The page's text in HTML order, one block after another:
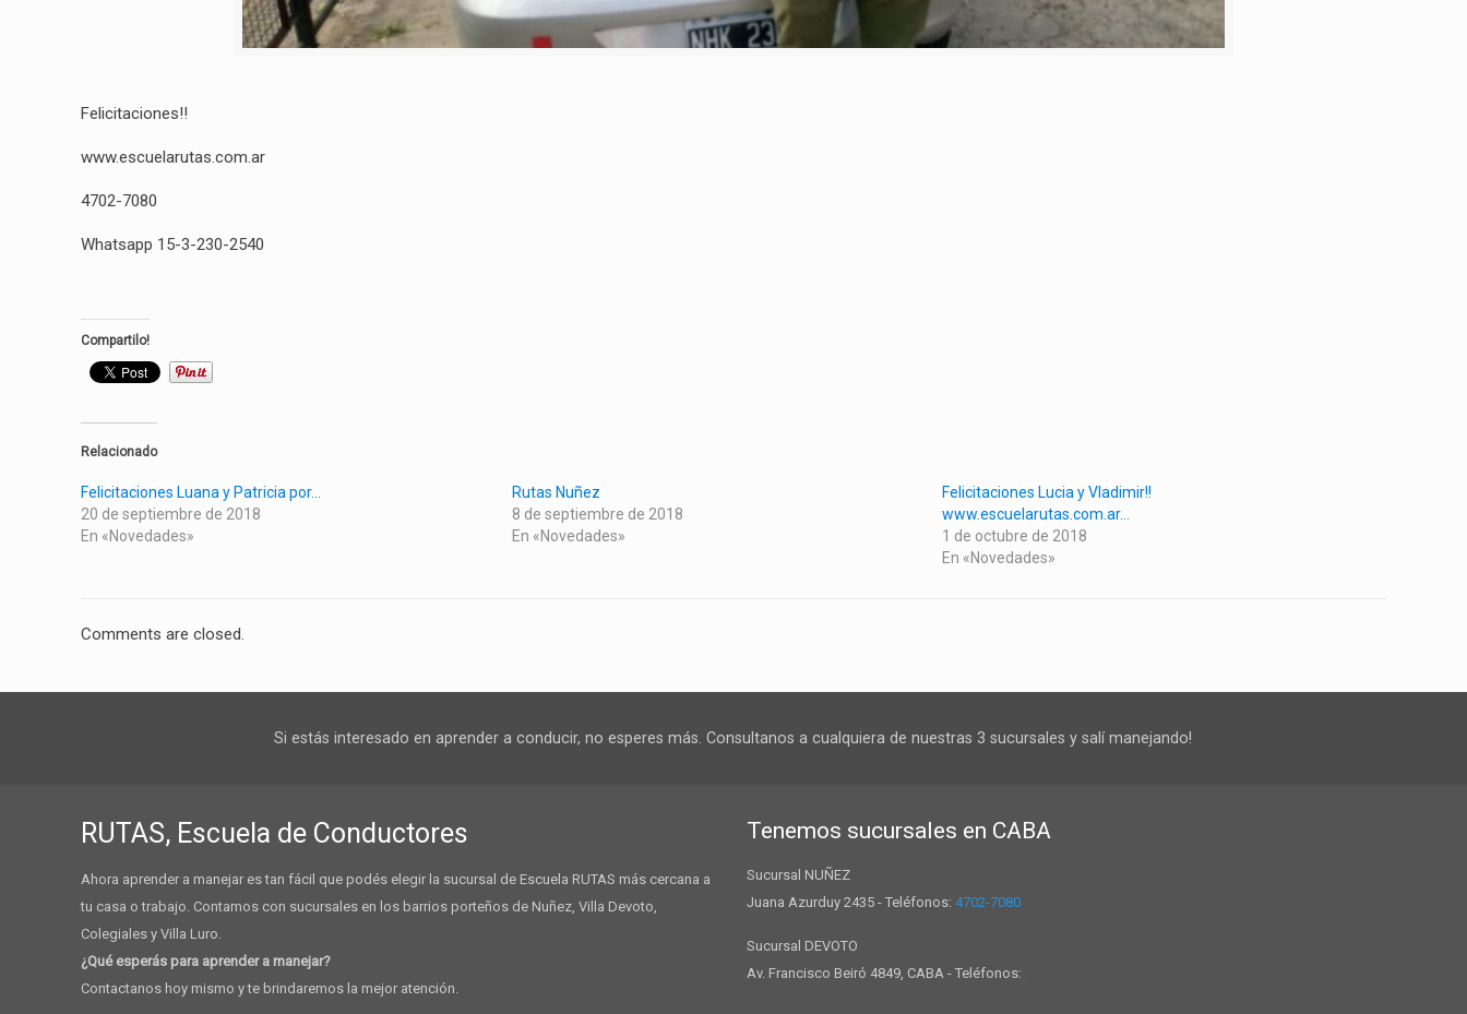
Felicitaciones!!
www.escuelarutas.com.ar
4702-7080
Whatsapp 15-3-230-2540
Compartilo!
Relacionado
Felicitaciones Luana y Patricia por…
20 de septiembre de 2018
En «Novedades»
Rutas Nuñez
8 de septiembre de 2018
En «Novedades»
Felicitaciones Lucia y Vladimir!!
www.escuelarutas.com.ar…
1 de octubre de 2018
En «Novedades»
Comments are closed.
Si estás interesado en aprender a conducir, no esperes más. Consultanos a cualquiera de nuestras 3 sucursales y salí manejando!
RUTAS, Escuela de Conductores
Ahora aprender a manejar es tan fácil que podés elegir la sucursal de Escuela RUTAS más cercana a
tu casa o trabajo. Contamos con sucursales en los barrios porteños de Nuñez, Villa Devoto,
Colegiales y Villa Luro.
¿Qué esperás para aprender a manejar?
Contactanos hoy mismo y te brindaremos la mejor atención.
Tenemos sucursales en CABA
Sucursal NUÑEZ
Juana Azurduy 2435 - Teléfonos: 4702-7080
Sucursal DEVOTO
Av. Francisco Beiró 4849, CABA - Teléfonos: .